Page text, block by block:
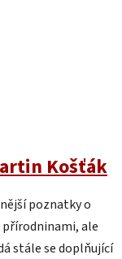
Košťák
poznatky o
ale
stále se doplňující